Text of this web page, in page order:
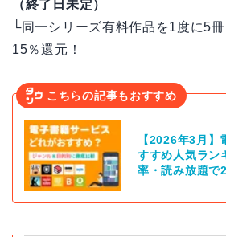
（終了日未定）
└同一シリーズ有料作品を1度に5
15％還元！
こちらの記事もおすすめ
【2026年3月】
すすめ人気ラン
率・読み放題で